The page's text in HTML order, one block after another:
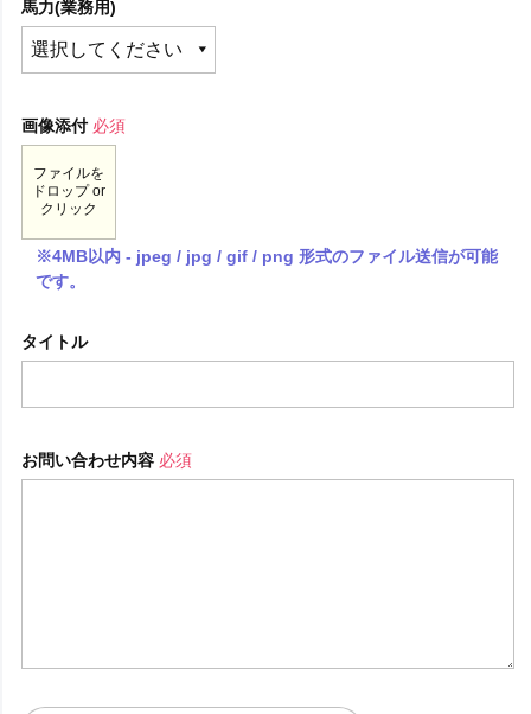
馬力(業務用)
画像添付 必須
ファイルを
ドロップ or
クリック
※4MB以内 - jpeg / jpg / gif / png 形式のファイル送信が可能
です。
タイトル
お問い合わせ内容 必須